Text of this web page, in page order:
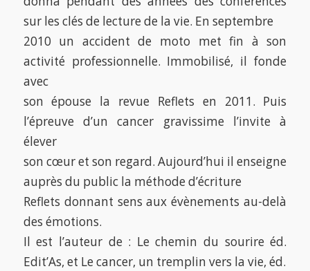
sur les clés de lecture de la vie. En septembre
2010 un accident de moto met fin à son
activité professionnelle. Immobilisé, il fonde
avec
son épouse la revue Reflets en 2011. Puis
l’épreuve d’un cancer gravissime l’invite à
élever
son cœur et son regard. Aujourd’hui il enseigne
auprès du public la méthode d’écriture
Reflets donnant sens aux évènements au-delà
des émotions.
Il est l’auteur de : Le chemin du sourire éd.
Edit’As, et Le cancer, un tremplin vers la vie, éd.